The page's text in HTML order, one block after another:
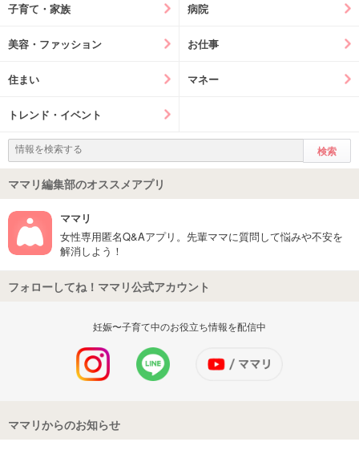
子育て・家族 病院
美容・ファッション お仕事
住まい マネー
トレンド・イベント
ママリ編集部のオススメアプリ
ママリ
女性専用匿名Q&Aアプリ。先輩ママに質問して悩みや不安を
解消しよう！
フォローしてね！ママリ公式アカウント
妊娠〜子育て中のお役立ち情報を配信中
ママリからのお知らせ